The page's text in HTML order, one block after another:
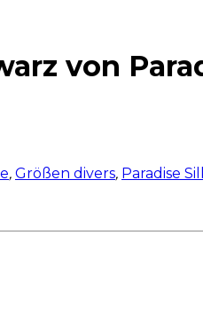
von
, Größen divers, Paradise